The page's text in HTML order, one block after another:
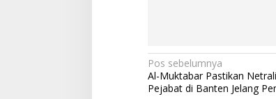
N
a
Pos sebelumnya
Al-Muktabar Pastikan
Pejabat di Banten Jelang